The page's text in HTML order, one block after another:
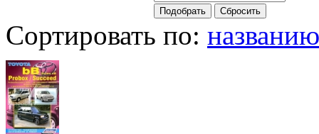
Сортировать по: названию